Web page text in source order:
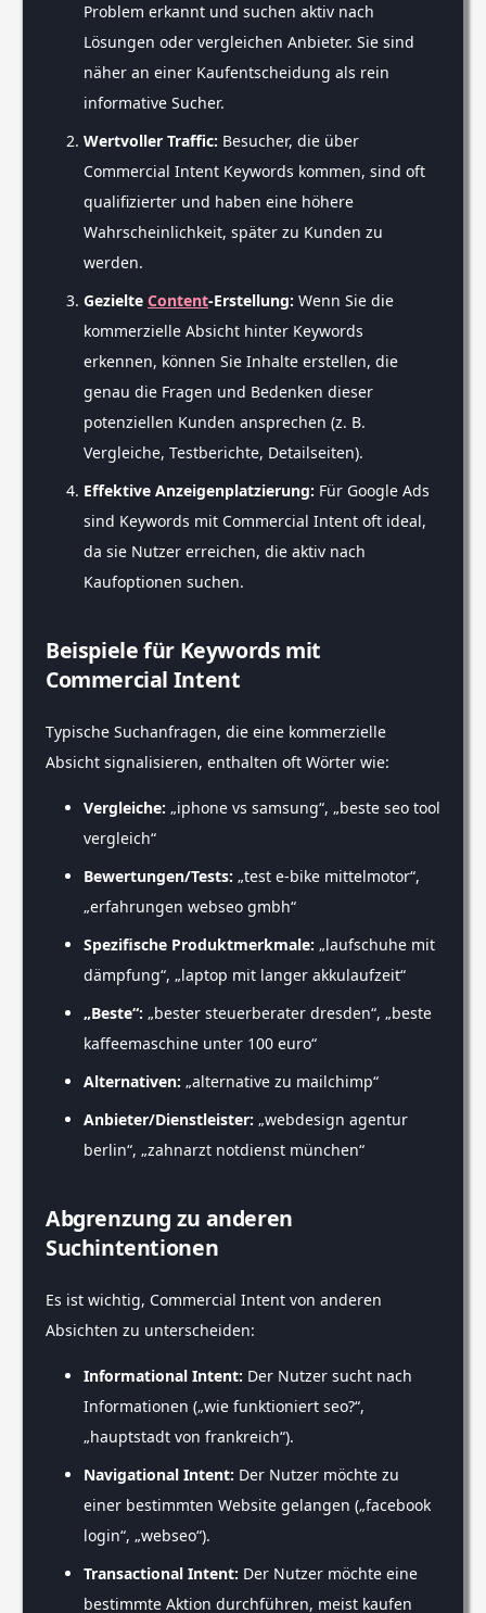
Problem erkannt und suchen aktiv nach
Lösungen oder vergleichen Anbieter. Sie sind
näher an einer Kaufentscheidung als rein
informative Sucher.
Wertvoller Traffic: Besucher, die über
Commercial Intent Keywords kommen, sind oft
qualifizierter und haben eine höhere
Wahrscheinlichkeit, später zu Kunden zu
werden.
Gezielte Content-Erstellung: Wenn Sie die
kommerzielle Absicht hinter Keywords
erkennen, können Sie Inhalte erstellen, die
genau die Fragen und Bedenken dieser
potenziellen Kunden ansprechen (z. B.
Vergleiche, Testberichte, Detailseiten).
Effektive Anzeigenplatzierung: Für Google Ads
sind Keywords mit Commercial Intent oft ideal,
da sie Nutzer erreichen, die aktiv nach
Kaufoptionen suchen.
Beispiele für Keywords mit
Commercial Intent
Typische Suchanfragen, die eine kommerzielle
Absicht signalisieren, enthalten oft Wörter wie:
Vergleiche: „iphone vs samsung“, „beste seo tool
vergleich“
Bewertungen/Tests: „test e-bike mittelmotor“,
„erfahrungen webseo gmbh“
Spezifische Produktmerkmale: „laufschuhe mit
dämpfung“, „laptop mit langer akkulaufzeit“
„Beste“: „bester steuerberater dresden“, „beste
kaffeemaschine unter 100 euro“
Alternativen: „alternative zu mailchimp“
Anbieter/Dienstleister: „webdesign agentur
berlin“, „zahnarzt notdienst münchen“
Abgrenzung zu anderen
Suchintentionen
Es ist wichtig, Commercial Intent von anderen
Absichten zu unterscheiden:
Informational Intent: Der Nutzer sucht nach
Informationen („wie funktioniert seo?“,
„hauptstadt von frankreich“).
Navigational Intent: Der Nutzer möchte zu
einer bestimmten Website gelangen („facebook
login“, „webseo“).
Transactional Intent: Der Nutzer möchte eine
bestimmte Aktion durchführen, meist kaufen